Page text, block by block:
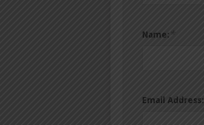
Name: *
Email Address: